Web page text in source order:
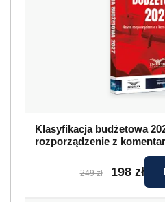
Klasyfikacja budżetowa
rozporządzenie z
249 zł 198 zł